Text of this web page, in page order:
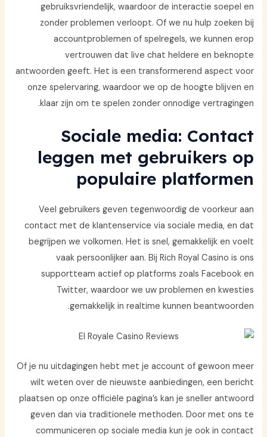
gebruiksvriendelijk, waardoor de interactie soepel en
zonder problemen verloopt. Of we nu hulp zoeken bij
accountproblemen of spelregels, we kunnen erop
vertrouwen dat live chat heldere en beknopte
antwoorden geeft. Het is een transformerend aspect voor
onze spelervaring, waardoor we op de hoogte blijven en
klaar zijn om te spelen zonder onnodige vertragingen.
Sociale media: Contact
leggen met gebruikers op
populaire platformen
Veel gebruikers geven tegenwoordig de voorkeur aan
contact met de klantenservice via sociale media, en dat
begrijpen we volkomen. Het is snel, gemakkelijk en voelt
vaak persoonlijker aan. Bij Rich Royal Casino is ons
supportteam actief op platforms zoals Facebook en
Twitter, waardoor we uw problemen en kwesties
gemakkelijk in realtime kunnen beantwoorden.
Of je nu uitdagingen hebt met je account of gewoon meer
wilt weten over de nieuwste aanbiedingen, een bericht
plaatsen op onze officiële pagina’s kan je sneller antwoord
geven dan via traditionele methoden. Door met ons te
communiceren op sociale media kun je ook in contact